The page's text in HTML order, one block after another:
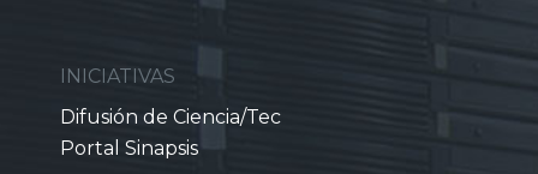
INICIATIVAS
Difusión de Ciencia/Tec
Portal Sinapsis